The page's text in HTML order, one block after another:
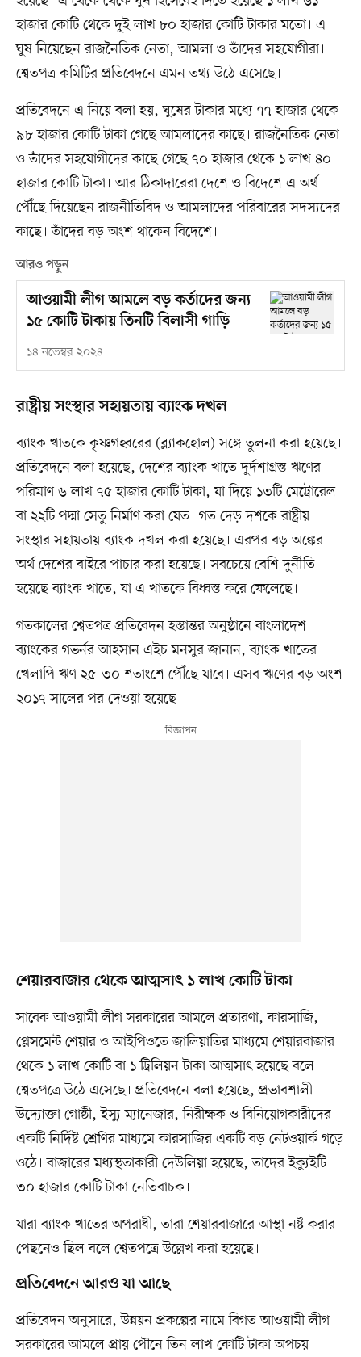
হাজার কোটি থেকে দুই লাখ ৮০ হাজার কোটি টাকার মতো। এ
ঘুষ নিয়েছেন রাজনৈতিক নেতা, আমলা ও তাঁদের সহযোগীরা।
শ্বেতপত্র কমিটির প্রতিবেদনে এমন তথ্য উঠে এসেছে।
প্রতিবেদনে এ নিয়ে বলা হয়, ঘুষের টাকার মধ্যে ৭৭ হাজার থেকে
৯৮ হাজার কোটি টাকা গেছে আমলাদের কাছে। রাজনৈতিক নেতা
ও তাঁদের সহযোগীদের কাছে গেছে ৭০ হাজার থেকে ১ লাখ ৪০
হাজার কোটি টাকা। আর ঠিকাদারেরা দেশে ও বিদেশে এ অর্থ
পৌঁছে দিয়েছেন রাজনীতিবিদ ও আমলাদের পরিবারের সদস্যদের
কাছে। তাঁদের বড় অংশ থাকেন বিদেশে।
আরও পড়ুন
আওয়ামী লীগ আমলে বড় কর্তাদের জন্য
১৫ কোটি টাকায় তিনটি বিলাসী গাড়ি
১৪ নভেম্বর ২০২৪
রাষ্ট্রীয় সংস্থার সহায়তায় ব্যাংক দখল
ব্যাংক খাতকে কৃষ্ণগহ্বরের (ব্ল্যাকহোল) সঙ্গে তুলনা করা হয়েছে।
প্রতিবেদনে বলা হয়েছে, দেশের ব্যাংক খাতে দুর্দশাগ্রস্ত ঋণের
পরিমাণ ৬ লাখ ৭৫ হাজার কোটি টাকা, যা দিয়ে ১৩টি মেট্রোরেল
বা ২২টি পদ্মা সেতু নির্মাণ করা যেত। গত দেড় দশকে রাষ্ট্রীয়
সংস্থার সহায়তায় ব্যাংক দখল করা হয়েছে। এরপর বড় অঙ্কের
অর্থ দেশের বাইরে পাচার করা হয়েছে। সবচেয়ে বেশি দুর্নীতি
হয়েছে ব্যাংক খাতে, যা এ খাতকে বিধ্বস্ত করে ফেলেছে।
গতকালের শ্বেতপত্র প্রতিবেদন হস্তান্তর অনুষ্ঠানে বাংলাদেশ
ব্যাংকের গভর্নর আহসান এইচ মনসুর জানান, ব্যাংক খাতের
খেলাপি ঋণ ২৫-৩০ শতাংশে পৌঁছে যাবে। এসব ঋণের বড় অংশ
২০১৭ সালের পর দেওয়া হয়েছে।
শেয়ারবাজার থেকে আত্মসাৎ ১ লাখ কোটি টাকা
সাবেক আওয়ামী লীগ সরকারের আমলে প্রতারণা, কারসাজি,
প্লেসমেন্ট শেয়ার ও আইপিওতে জালিয়াতির মাধ্যমে শেয়ারবাজার
থেকে ১ লাখ কোটি বা ১ ট্রিলিয়ন টাকা আত্মসাৎ হয়েছে বলে
শ্বেতপত্রে উঠে এসেছে। প্রতিবেদনে বলা হয়েছে, প্রভাবশালী
উদ্যোক্তা গোষ্ঠী, ইস্যু ম্যানেজার, নিরীক্ষক ও বিনিয়োগকারীদের
একটি নির্দিষ্ট শ্রেণির মাধ্যমে কারসাজির একটি বড় নেটওয়ার্ক গড়ে
ওঠে। বাজারের মধ্যস্থতাকারী দেউলিয়া হয়েছে, তাদের ইক্যুইটি
৩০ হাজার কোটি টাকা নেতিবাচক।
যারা ব্যাংক খাতের অপরাধী, তারা শেয়ারবাজারে আস্থা নষ্ট করার
পেছনেও ছিল বলে শ্বেতপত্রে উল্লেখ করা হয়েছে।
প্রতিবেদনে আরও যা আছে
প্রতিবেদন অনুসারে, উন্নয়ন প্রকল্পের নামে বিগত আওয়ামী লীগ
সরকারের আমলে প্রায় পৌনে তিন লাখ কোটি টাকা অপচয়